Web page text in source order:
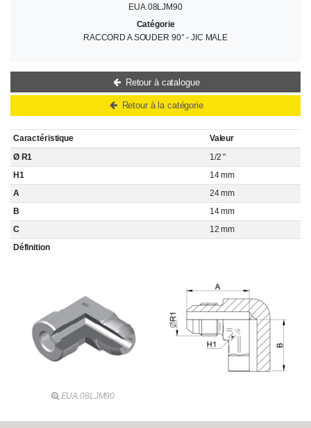
Caractéristique
Valeur
Ø R1
1/2 "
H1
14 mm
A
24 mm
B
14 mm
C
12 mm
Définition
EUA.08LJM90
EUA.08LJM90
Catégorie
RACCORD A SOUDER 90° - JIC MALE
Retour à catalogue
Retour à la catégorie